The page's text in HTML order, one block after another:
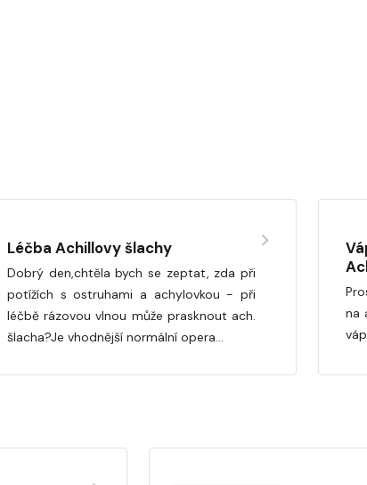
Léčba Achillovy šlachy
Dobrý den,chtěla bych se zeptat, zda při
potížích s ostruhami a achylovkou - při
léčbě rázovou vlnou může prasknout ach.
šlacha?Je vhodnější normální opera…
na